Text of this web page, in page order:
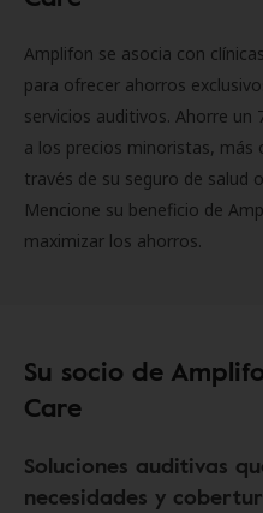
Amplifon se asocia con
para ofrecer ahorros
servicios auditivos. Ahorre
a los precios minoristas,
través de su seguro de salud
Mencione su beneficio de
maximizar los ahorros.
Su socio de
Care
Soluciones auditivas
necesidades y